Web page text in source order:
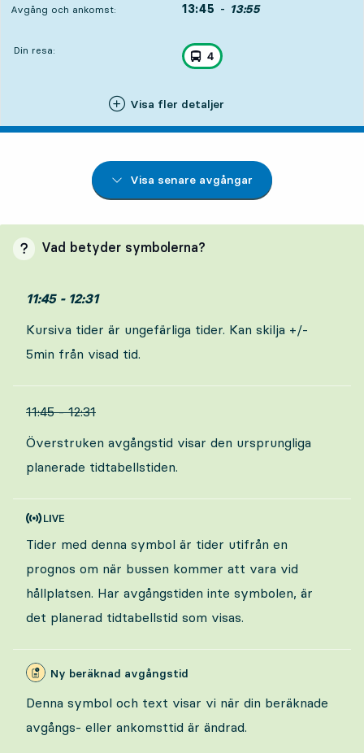
Avgång och ankomst: Avgång
13:45 - Ankomst
13:55
Din resa: Stadsbuss linje
4
, ingår i resan
Visa fler detaljer
Visa senare avgångar
Vad betyder symbolerna?
11:45 - 12:31
Kursiva tider är ungefärliga tider. Kan skilja +/-
5min från visad tid.
11:45 - 12:31
Överstruken avgångstid visar den ursprungliga
planerade tidtabellstiden.
Tider med denna symbol är tider utifrån en
prognos om när bussen kommer att vara vid
hållplatsen. Har avgångstiden inte symbolen, är
det planerad tidtabellstid som visas.
Ny beräknad avgångstid
Denna symbol och text visar vi när din beräknade
avgångs- eller ankomsttid är ändrad.